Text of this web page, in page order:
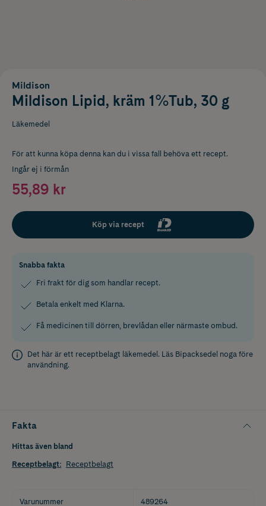
Mildison
Mildison Lipid, kräm 1%Tub, 30 g
Läkemedel
För att kunna köpa denna kan du i vissa fall behöva ett recept.
Ingår ej i förmån
55,89 kr
Köp via recept
Snabba fakta
Fri frakt för dig som handlar recept.
Betala enkelt med Klarna.
Få medicinen till dörren, brevlådan eller närmaste ombud.
Det här är ett receptbelagt läkemedel. Läs Bipacksedel noga före
användning.
Fakta
Hittas även bland
Receptbelagt: Receptbelagt
Varunummer 489264